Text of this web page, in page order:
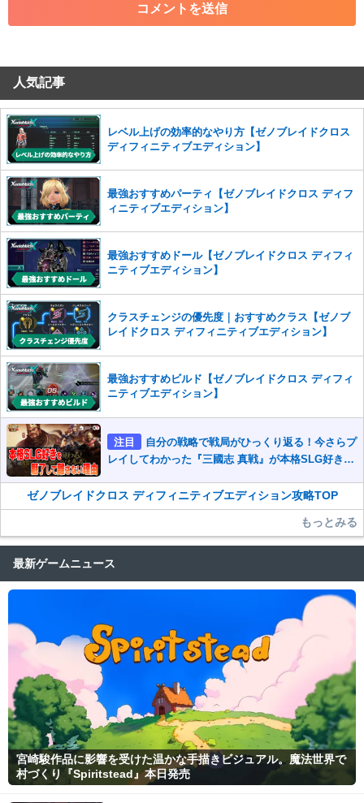
・その他、管理者が不適切と判断した投稿
コメントの削除を申請する
せていただきます。ご了承ください。
※一度削除したコメントは復元ができませんのでご注意くだ
さい。
また、過度な利用規約の違反や、弊社に損害の及ぶ内容の書き込みがあ
った場合は、法的措置をとらせていただく場合もございますので、あら
かじめご理解くださいませ。
人気記事
レベル上げの効率的なやり方【ゼノブレイドクロス
ディフィニティブエディション】
最強おすすめパーティ【ゼノブレイドクロス ディフ
ィニティブエディション】
最強おすすめドール【ゼノブレイドクロス ディフィ
ニティブエディション】
クラスチェンジの優先度｜おすすめクラス【ゼノブ
レイドクロス ディフィニティブエディション】
最強おすすめビルド【ゼノブレイドクロス ディフィ
ニティブエディション】
注目
自分の戦略で戦局がひっくり返る！今さらプ
レイしてわかった『三國志 真戦』が本格SLG好きを
ゼノブレイドクロス ディフィニティブエディション攻略TOP
もっとみる
最新ゲームニュース
宮崎駿作品に影響を受けた温かな手描きビジュアル。魔法世界で
村づくり『Spiritstead』本日発売